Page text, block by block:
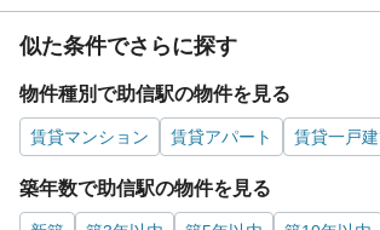
似た条件でさらに探す
物件種別で助信駅の物件を見る
賃貸マンション 賃貸アパート 賃貸一戸
築年数で助信駅の物件を見る